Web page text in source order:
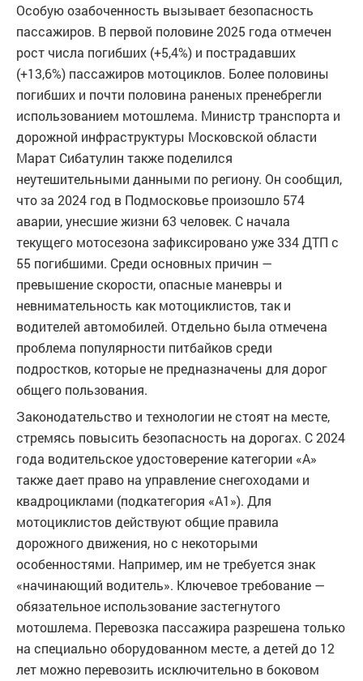
Особую озабоченность вызывает безопасность
пассажиров. В первой половине 2025 года отмечен
рост числа погибших (+5,4%) и пострадавших
(+13,6%) пассажиров мотоциклов. Более половины
погибших и почти половина раненых пренебрегли
использованием мотошлема. Министр транспорта и
дорожной инфраструктуры Московской области
Марат Сибатулин также поделился
неутешительными данными по региону. Он сообщил,
что за 2024 год в Подмосковье произошло 574
аварии, унесшие жизни 63 человек. С начала
текущего мотосезона зафиксировано уже 334 ДТП с
55 погибшими. Среди основных причин —
превышение скорости, опасные маневры и
невнимательность как мотоциклистов, так и
водителей автомобилей. Отдельно была отмечена
проблема популярности питбайков среди
подростков, которые не предназначены для дорог
общего пользования.
Законодательство и технологии не стоят на месте,
стремясь повысить безопасность на дорогах. С 2024
года водительское удостоверение категории «А»
также дает право на управление снегоходами и
квадроциклами (подкатегория «А1»). Для
мотоциклистов действуют общие правила
дорожного движения, но с некоторыми
особенностями. Например, им не требуется знак
«начинающий водитель». Ключевое требование —
обязательное использование застегнутого
мотошлема. Перевозка пассажира разрешена только
на специально оборудованном месте, а детей до 12
лет можно перевозить исключительно в боковом